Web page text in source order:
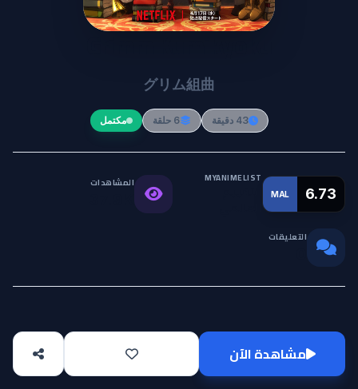
Grimm Kumikyoku
グリム組曲
43 دقيقة 6 حلقة مكتمل
MAL 6.73
MYANIMELIST المشاهدات
التعليقات
مشاهدة الآن